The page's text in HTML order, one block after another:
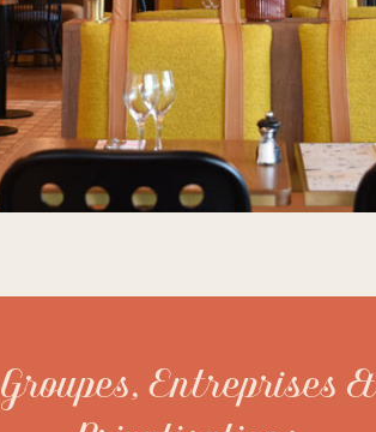
Groupes, Entreprises &